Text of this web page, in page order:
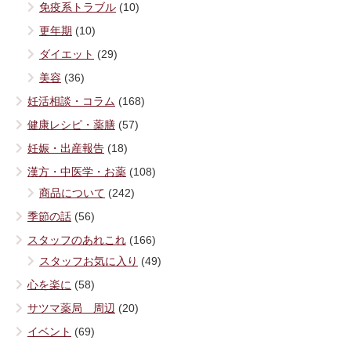
免疫系トラブル (10)
更年期 (10)
ダイエット (29)
美容 (36)
妊活相談・コラム (168)
健康レシピ・薬膳 (57)
妊娠・出産報告 (18)
漢方・中医学・お薬 (108)
商品について (242)
季節の話 (56)
スタッフのあれこれ (166)
スタッフお気に入り (49)
心を楽に (58)
サツマ薬局 周辺 (20)
イベント (69)